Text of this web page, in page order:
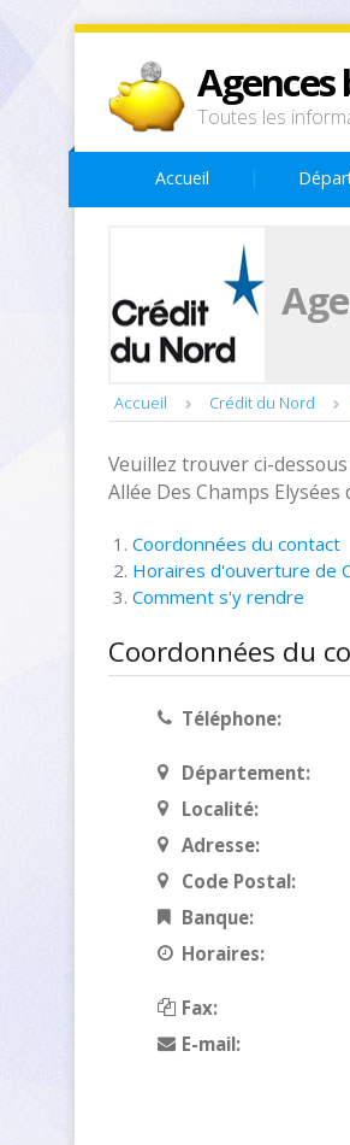
Agences
Toutes les
Accueil
Accueil Crédit du Nord
Veuillez trouver ci-
Allée Des Champs
Coordonnées du contact
Horaires d'ouverture de
Comment s'y rendre
Coordonnées du
Téléphone:
Département:
Localité:
Adresse:
Code Postal:
Banque:
Horaires:
Fax:
E-mail: